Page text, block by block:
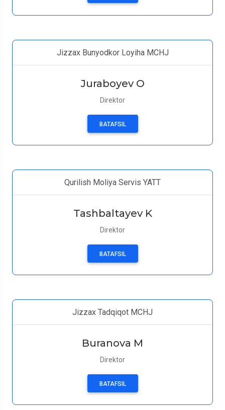
Jizzax Bunyodkor Loyiha MCHJ
Juraboyev O
Direktor
BATAFSIL
Qurilish Moliya Servis YATT
Tashbaltayev K
Direktor
BATAFSIL
Jizzax Tadqiqot MCHJ
Buranova M
Direktor
BATAFSIL